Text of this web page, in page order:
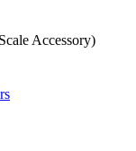
Accessory)